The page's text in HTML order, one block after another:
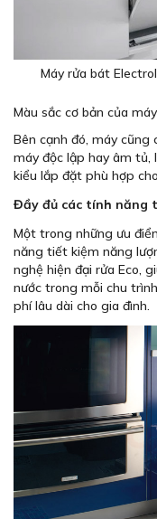
Máy rửa bát
Màu sắc cơ bản của
Bên cạnh đó, máy cũng
máy độc lập hay âm tủ,
kiểu lắp đặt phù hợp
Đầy đủ các tính năng
Một trong những ưu
năng tiết kiệm năng
nghệ hiện đại rửa Eco,
nước trong mỗi chu
phí lâu dài cho gia đình.